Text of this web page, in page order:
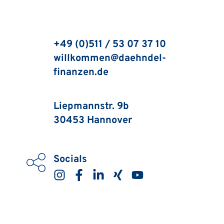
+49 (0)511 / 53 07 37 10
willkommen@daehndel-
finanzen.de
Liepmannstr. 9b
30453 Hannover
Socials